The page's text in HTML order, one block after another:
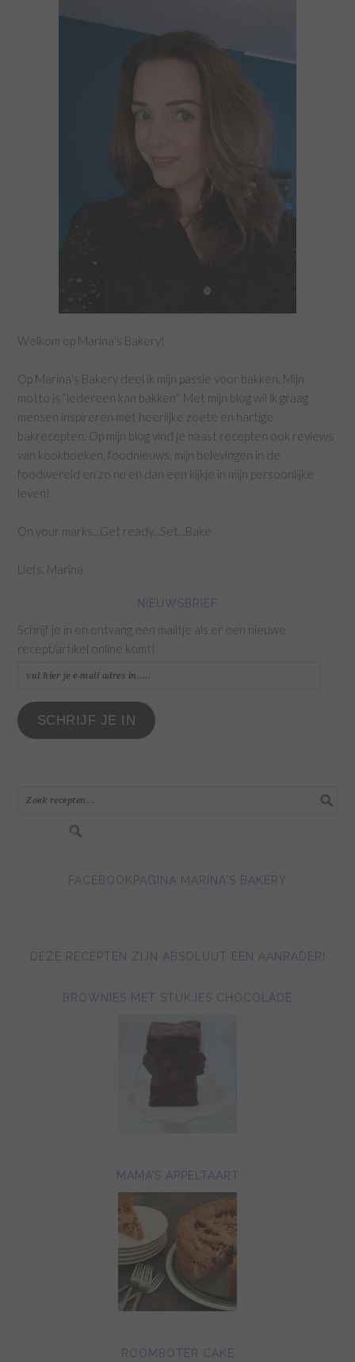
Welkom op Marina's Bakery!
Op Marina's Bakery deel ik mijn passie voor bakken. Mijn
motto is “iedereen kan bakken”. Met mijn blog wil ik graag
mensen inspireren met heerlijke zoete en hartige
bakrecepten. Op mijn blog vind je naast recepten ook reviews
van kookboeken, foodnieuws, mijn belevingen in de
foodwereld en zo nu en dan een kijkje in mijn persoonlijke
leven!
On your marks...Get ready...Set...Bake
Liefs, Marina
NIEUWSBRIEF
Schrijf je in en ontvang een mailtje als er een nieuwe
recept/artikel online komt!
vul
je
e-
SCHRIJF JE IN
FACEBOOKPAGINA MARINA'S BAKERY
DEZE RECEPTEN ZIJN ABSOLUUT EEN AANRADER!
BROWNIES MET STUKJES CHOCOLADE
MAMA’S APPELTAART
ROOMBOTER CAKE